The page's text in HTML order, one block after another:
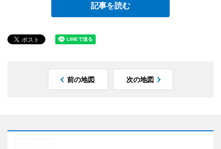
記事を読む
前の地図 次の地図